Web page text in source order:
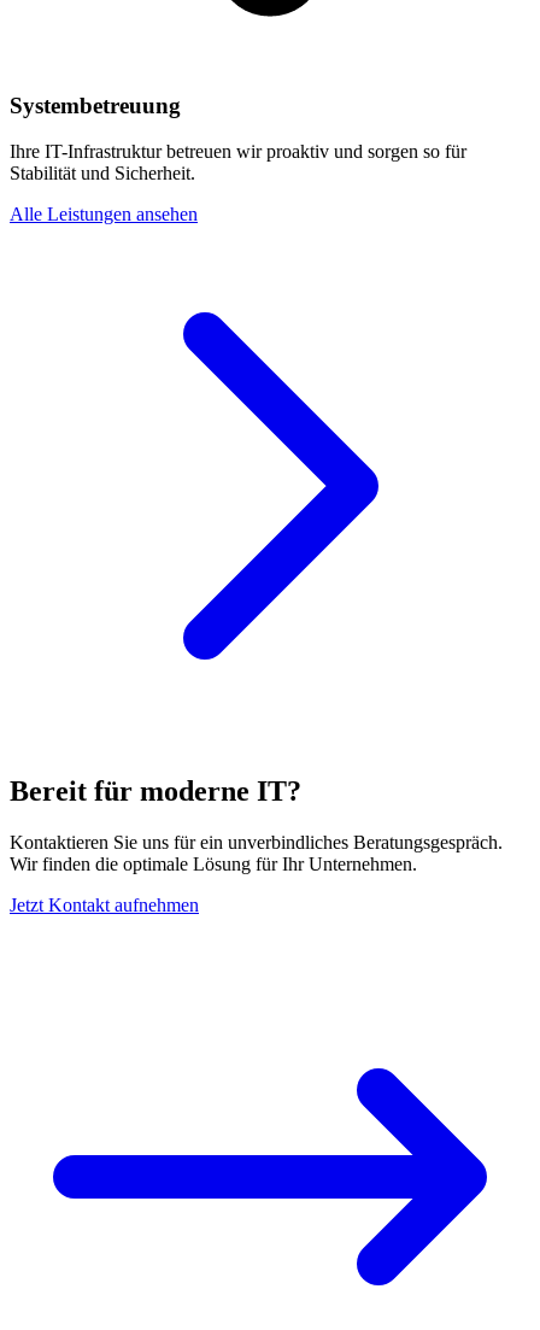
Systembetreuung
Ihre IT-Infrastruktur betreuen wir proaktiv und sorgen so für
Stabilität und Sicherheit.
Alle Leistungen ansehen
Bereit für moderne IT?
Kontaktieren Sie uns für ein unverbindliches Beratungsgespräch.
Wir finden die optimale Lösung für Ihr Unternehmen.
Jetzt Kontakt aufnehmen